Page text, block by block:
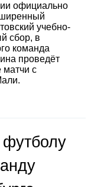
официально
учебно-
сбор, в
команда
проведёт
матчи с